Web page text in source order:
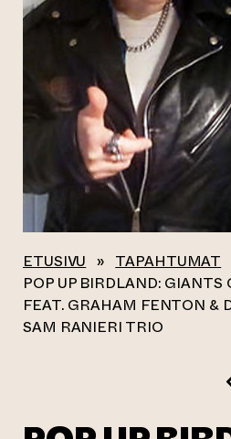
ETUSIVU » TAPAHTUMAT
POP UP BIRDLAND: GIANTS
FEAT. GRAHAM FENTON &
SAM RANIERI TRIO